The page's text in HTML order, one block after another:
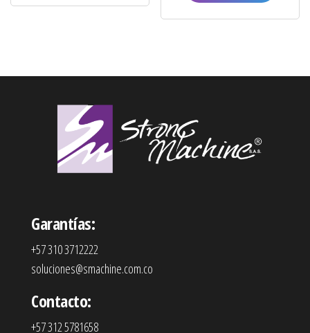
Garantías:
+57 310 3712222
soluciones@smachine.com.co
Contacto:
+57 312 5781658